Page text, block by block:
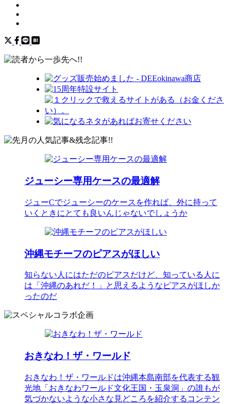
ジューシー専用ケースの最適解
ジューCでジューシーのケースを作れば、外に持って
いくときにとても良いんじゃないでしょうか
沖縄モチーフのピアスがほしい
知らない人にはただのピアスだけど、知っている人に
は「沖縄のあれだ！」と思えるようなピアスがほしか
ったのだ
おきなわ！ザ・ワールド
おきなわ！ザ・ワールドは沖縄本島南部を代表する観
光地「おきなわワールド文化王国・玉泉洞」の誰もが
気づかないような小さな見どころを紹介するコンテン